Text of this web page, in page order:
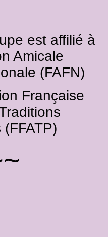
est affilié à
Amicale
(FAFN)
Française